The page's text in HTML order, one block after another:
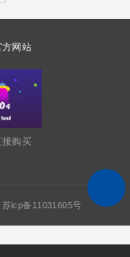
方网站
接购买
icp备11031605号